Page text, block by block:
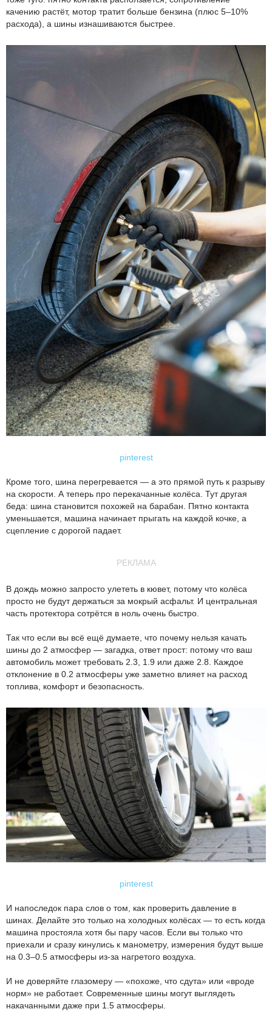
качению растёт, мотор тратит больше бензина (плюс 5–10%
расхода), а шины изнашиваются быстрее.
pinterest
Кроме того, шина перегревается — а это прямой путь к разрыву
на скорости. А теперь про перекачанные колёса. Тут другая
беда: шина становится похожей на барабан. Пятно контакта
уменьшается, машина начинает прыгать на каждой кочке, а
сцепление с дорогой падает.
РЕКЛАМА
В дождь можно запросто улететь в кювет, потому что колёса
просто не будут держаться за мокрый асфальт. И центральная
часть протектора сотрётся в ноль очень быстро.
Так что если вы всё ещё думаете, что почему нельзя качать
шины до 2 атмосфер — загадка, ответ прост: потому что ваш
автомобиль может требовать 2.3, 1.9 или даже 2.8. Каждое
отклонение в 0.2 атмосферы уже заметно влияет на расход
топлива, комфорт и безопасность.
pinterest
И напоследок пара слов о том, как проверить давление в
шинах. Делайте это только на холодных колёсах — то есть когда
машина простояла хотя бы пару часов. Если вы только что
приехали и сразу кинулись к манометру, измерения будут выше
на 0.3–0.5 атмосферы из-за нагретого воздуха.
И не доверяйте глазомеру — «похоже, что сдута» или «вроде
норм» не работает. Современные шины могут выглядеть
накачанными даже при 1.5 атмосферы.